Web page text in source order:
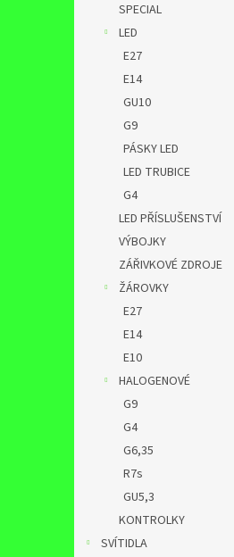
SPECIAL
LED
E27
E14
GU10
G9
PÁSKY LED
LED TRUBICE
G4
LED PŘÍSLUŠENSTVÍ
VÝBOJKY
ZÁŘIVKOVÉ ZDROJE
ŽÁROVKY
E27
E14
E10
HALOGENOVÉ
G9
G4
G6,35
R7s
GU5,3
KONTROLKY
SVÍTIDLA